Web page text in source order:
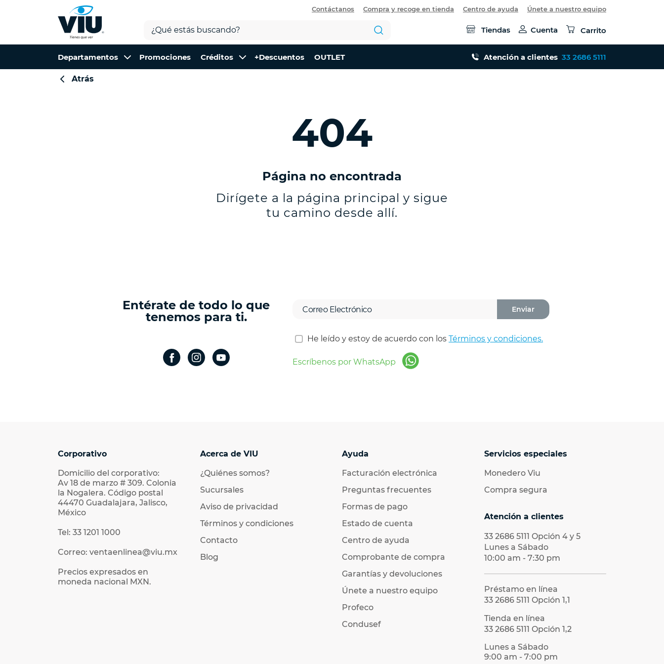
Contáctanos Compra y recoge en tienda Centro de ayuda Únete a nuestro equipo
Tiendas Cuenta Carrito
Departamentos Promociones Créditos +Descuentos OUTLET Atención a clientes 33 2686 5111
Atrás
404
Página no encontrada
Dirígete a la página principal y sigue
tu camino desde allí.
Entérate de todo lo que
tenemos para ti.
Enviar
He leído y estoy de acuerdo con los Términos y condiciones.
Escríbenos por WhatsApp
Corporativo
Domicilio del corporativo:
Av 18 de marzo # 309. Colonia
la Nogalera. Código postal
44470 Guadalajara, Jalisco,
México
Tel: 33 1201 1000
Correo: ventaenlinea@viu.mx
Precios expresados en
moneda nacional MXN.
Acerca de VIU
¿Quiénes somos?
Sucursales
Aviso de privacidad
Términos y condiciones
Contacto
Blog
Ayuda
Facturación electrónica
Preguntas frecuentes
Formas de pago
Estado de cuenta
Centro de ayuda
Comprobante de compra
Garantías y devoluciones
Únete a nuestro equipo
Profeco
Condusef
Servicios especiales
Monedero Viu
Compra segura
Atención a clientes
33 2686 5111 Opción 4 y 5
Lunes a Sábado
10:00 am - 7:30 pm
Préstamo en línea
33 2686 5111 Opción 1,1
Tienda en línea
33 2686 5111 Opción 1,2
Lunes a Sábado
9:00 am - 7:00 pm